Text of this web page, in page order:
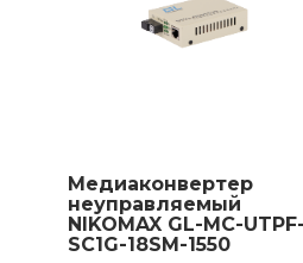
Медиаконвертер
неуправляемый
NIKOMAX GL-MC-UTPF-
SC1G-18SM-1550